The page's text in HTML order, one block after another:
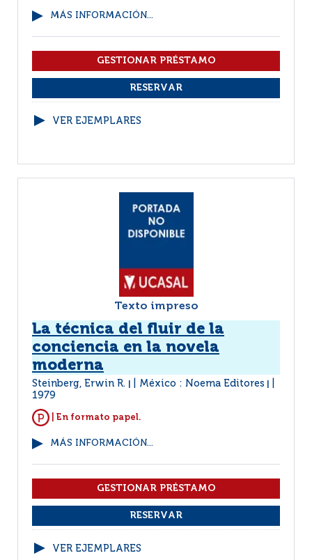
MÁS INFORMACIÓN...
VER EJEMPLARES
Texto impreso
La técnica del fluir de la
conciencia en la novela
moderna
Steinberg, Erwin R. México : Noema Editores
1979
| En formato papel.
MÁS INFORMACIÓN...
VER EJEMPLARES